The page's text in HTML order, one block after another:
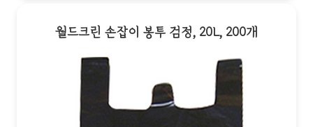
월드크린 손잡이 봉투 검정, 20L, 200개